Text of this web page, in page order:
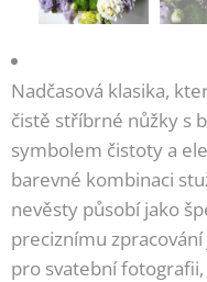
Nadčasová klasika,
čistě stříbrné nůžky s
symbolem čistoty a
barevné kombinaci
nevěsty působí jako
preciznímu
pro svatební